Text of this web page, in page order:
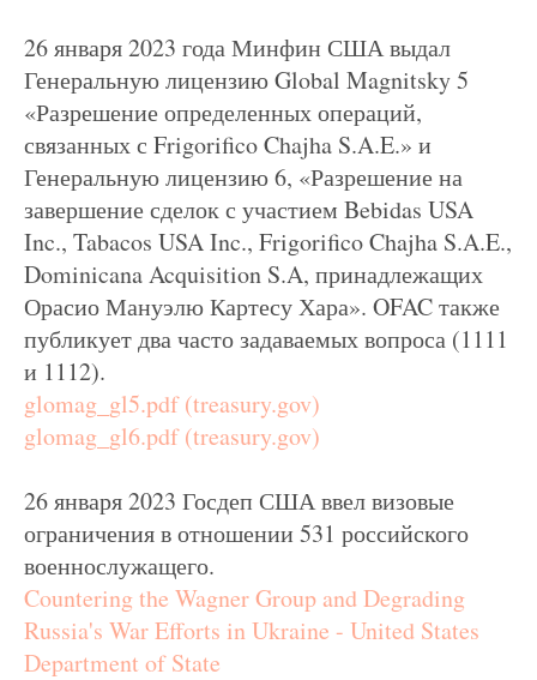
26 января 2023 года Минфин США выдал
Генеральную лицензию Global Magnitsky 5
«Разрешение определенных операций,
связанных с Frigorifico Chajha S.A.E.» и
Генеральную лицензию 6, «Разрешение на
завершение сделок с участием Bebidas USA
Inc., Tabacos USA Inc., Frigorifico Chajha S.A.E.,
Dominicana Acquisition S.A, принадлежащих
Орасио Мануэлю Картесу Хара». OFAC также
публикует два часто задаваемых вопроса (1111
и 1112).
glomag_gl5.pdf (treasury.gov)
glomag_gl6.pdf (treasury.gov)
26 января 2023 Госдеп США ввел визовые
ограничения в отношении 531 российского
военнослужащего.
Countering the Wagner Group and Degrading
Russia's War Efforts in Ukraine - United States
Department of State